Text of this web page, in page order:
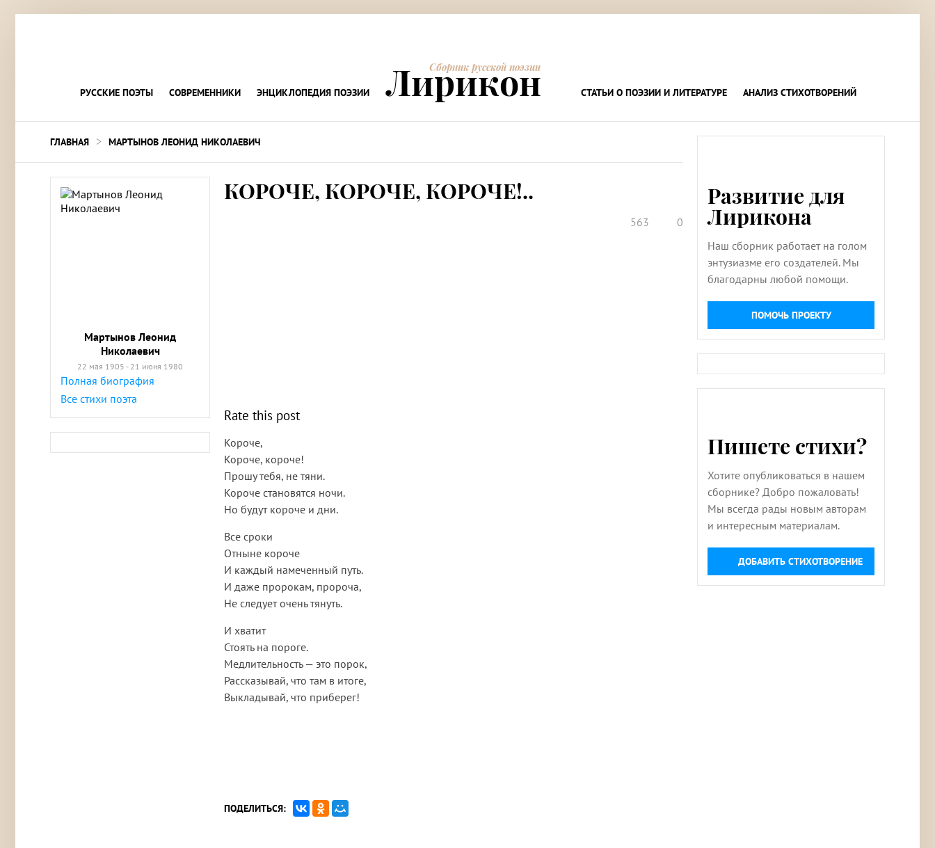
РУССКИЕ ПОЭТЫ СОВРЕМЕННИКИ ЭНЦИКЛОПЕДИЯ ПОЭЗИИ
Сборник русской поэзии
Лирикон СТАТЬИ О ПОЭЗИИ И ЛИТЕРАТУРЕ АНАЛИЗ СТИХОТВОРЕНИЙ
ГЛАВНАЯ > МАРТЫНОВ ЛЕОНИД НИКОЛАЕВИЧ
Мартынов Леонид
Николаевич
22 мая 1905 - 21 июня 1980
Полная биография
Все стихи поэта
КОРОЧЕ, КОРОЧЕ, КОРОЧЕ!..
563 0
Rate this post
Короче,
Короче, короче!
Прошу тебя, не тяни.
Короче становятся ночи.
Но будут короче и дни.
Все сроки
Отныне короче
И каждый намеченный путь.
И даже пророкам, пророча,
Не следует очень тянуть.
И хватит
Стоять на пороге.
Медлительность — это порок,
Рассказывай, что там в итоге,
Выкладывай, что приберег!
ПОДЕЛИТЬСЯ:
Развитие для
Лирикона
Наш сборник работает на голом
энтузиазме его создателей. Мы
благодарны любой помощи.
ПОМОЧЬ ПРОЕКТУ
Пишете стихи?
Хотите опубликоваться в нашем
сборнике? Добро пожаловать!
Мы всегда рады новым авторам
и интересным материалам.
ДОБАВИТЬ СТИХОТВОРЕНИЕ